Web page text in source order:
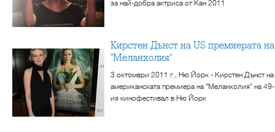
за най-добра актриса от Кан 2011
Кирстен Дънст на US премиерата на
"Меланхолия"
3 октомври 2011 г., Ню Йорк - Кирстен Дънст на
американската премиера на "Меланхолия" на 49-
ия кинофестивал в Ню Йорк